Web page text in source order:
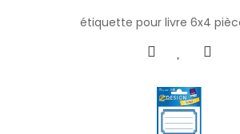
étiquette pour livre 6x4